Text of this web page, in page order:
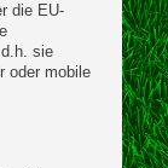
die EU-
sie
oder mobile